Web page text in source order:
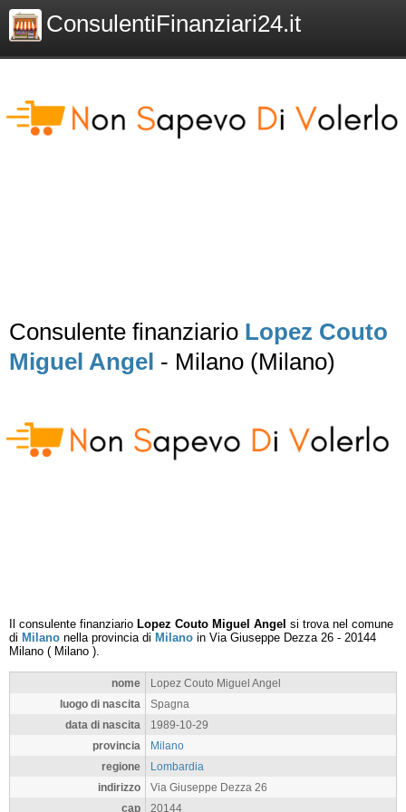
ConsulentiFinanziari24.it
Consulente finanziario Lopez Couto
Miguel Angel - Milano (Milano)
Il consulente finanziario Lopez Couto Miguel Angel si trova nel comune
di Milano nella provincia di Milano in Via Giuseppe Dezza 26 - 20144
Milano ( Milano ).
nome
Lopez Couto Miguel Angel
luogo di nascita
Spagna
data di nascita
1989-10-29
provincia
Milano
regione
Lombardia
indirizzo
Via Giuseppe Dezza 26
cap
20144